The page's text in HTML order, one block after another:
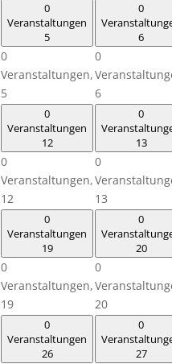
0
Veranstaltungen
5
0
Veranstaltungen,
5
0
6
0
6
0
Veranstaltungen
12
0
Veranstaltungen,
12
0
13
0
13
0
Veranstaltungen
19
0
Veranstaltungen,
19
0
20
0
20
0
Veranstaltungen
26
0
27